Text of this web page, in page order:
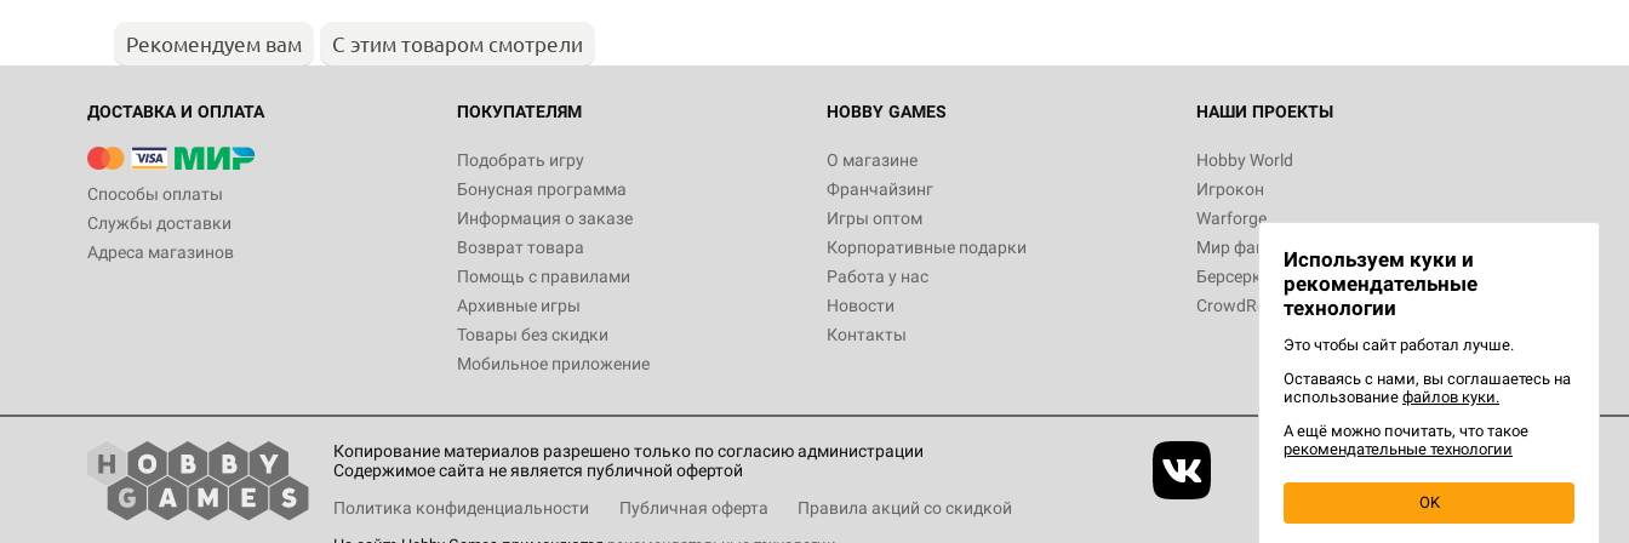
Рекомендуем вам С этим товаром смотрели
ДОСТАВКА И ОПЛАТА
Способы оплаты
Службы доставки
Адреса магазинов
ПОКУПАТЕЛЯМ
Подобрать игру
Бонусная программа
Информация о заказе
Возврат товара
Помощь с правилами
Архивные игры
Товары без скидки
Мобильное приложение
HOBBY GAMES
О магазине
Франчайзинг
Игры оптом
Корпоративные подарки
Работа у нас
Новости
Контакты
НАШИ ПРОЕКТЫ
Hobby World
Игрокон
Warforge
Мир фантастики
Берсерк
CrowdRepublic
Копирование материалов разрешено только по согласию администрации
Содержимое сайта не является публичной офертой
Политика конфиденциальности
Публичная оферта Правила акций со скидкой
Используем куки и
рекомендательные
технологии
Это чтобы сайт работал лучше.
Оставаясь с нами, вы соглашаетесь на
использование файлов куки.
А ещё можно почитать, что такое
рекомендательные технологии
OK
Белая смерть
12 990
Настольная игра Hobby World Берсерк.
3 490